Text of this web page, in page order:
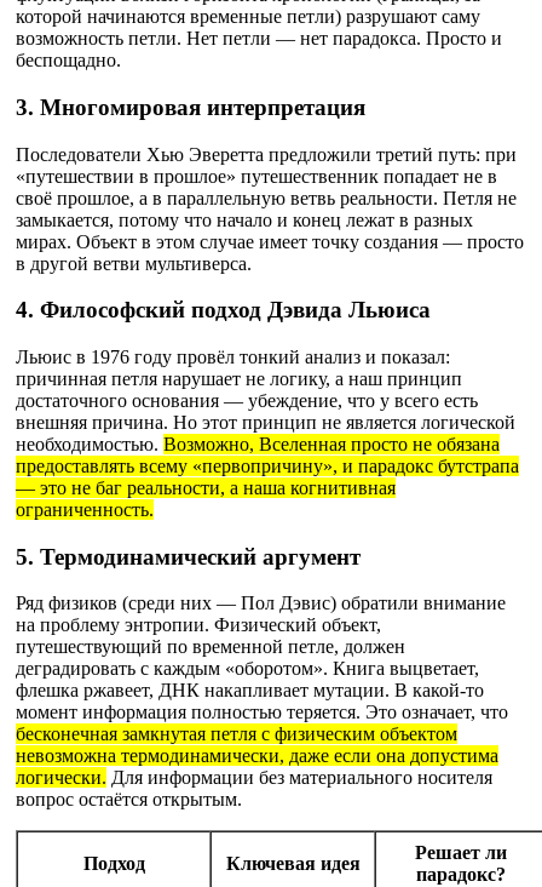
которой начинаются временные петли) разрушают саму
возможность петли. Нет петли — нет парадокса. Просто и
беспощадно.
3. Многомировая интерпретация
Последователи Хью Эверетта предложили третий путь: при
«путешествии в прошлое» путешественник попадает не в
своё прошлое, а в параллельную ветвь реальности. Петля не
замыкается, потому что начало и конец лежат в разных
мирах. Объект в этом случае имеет точку создания — просто
в другой ветви мультиверса.
4. Философский подход Дэвида Льюиса
Льюис в 1976 году провёл тонкий анализ и показал:
причинная петля нарушает не логику, а наш принцип
достаточного основания — убеждение, что у всего есть
внешняя причина. Но этот принцип не является логической
необходимостью. Возможно, Вселенная просто не обязана
предоставлять всему «первопричину», и парадокс бутстрапа
— это не баг реальности, а наша когнитивная
ограниченность.
5. Термодинамический аргумент
Ряд физиков (среди них — Пол Дэвис) обратили внимание
на проблему энтропии. Физический объект,
путешествующий по временной петле, должен
деградировать с каждым «оборотом». Книга выцветает,
флешка ржавеет, ДНК накапливает мутации. В какой-то
момент информация полностью теряется. Это означает, что
бесконечная замкнутая петля с физическим объектом
невозможна термодинамически, даже если она допустима
логически. Для информации без материального носителя
вопрос остаётся открытым.
Подход Ключевая идея
Решает ли
парадокс?